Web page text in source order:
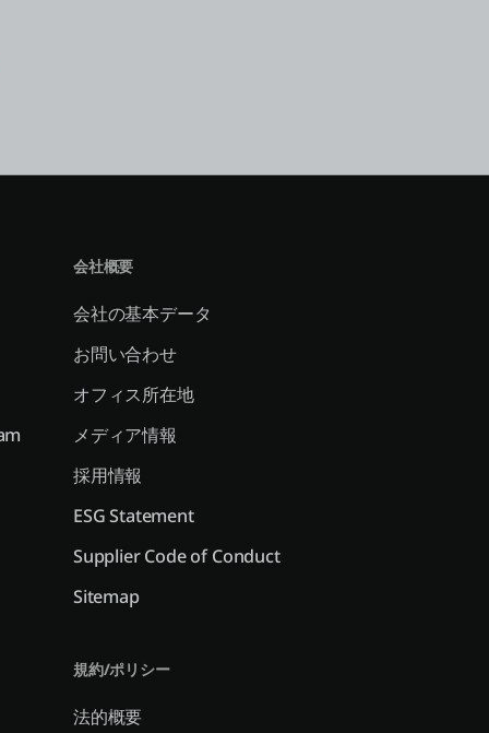
会社概要
会社の基本データ
お問い合わせ
オフィス所在地
メディア情報
採用情報
ESG Statement
Supplier Code of Conduct
Sitemap
規約/ポリシー
法的概要